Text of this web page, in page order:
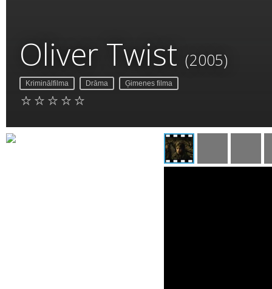
Oliver Twist (2005)
Kriminālfilma Drāma Ģimenes filma